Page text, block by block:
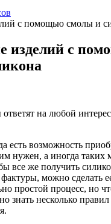
с помощью смолы и
изделий с
на любой
есть возможность
нужен, а иногда таких
все же получить
можно сделать
простой процесс, но
знать несколько